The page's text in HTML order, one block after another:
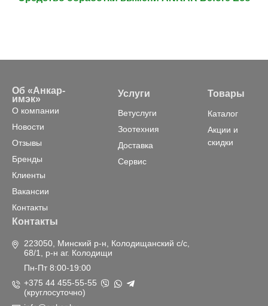
Об «Анкар-
имэк»
О компании
Новости
Отзывы
Бренды
Клиенты
Вакансии
Контакты
Услуги
Ветуслуги
Доставка
Сервис
Зоотехния
Товары
Каталог
Акции и
скидки
Контакты
223050, Минский р-н, Колодищанский с/с,
68/1, р-н аг. Колодищи
Пн-Пт 8:00-19:00
+375 44 455-55-55
(круглосуточно)